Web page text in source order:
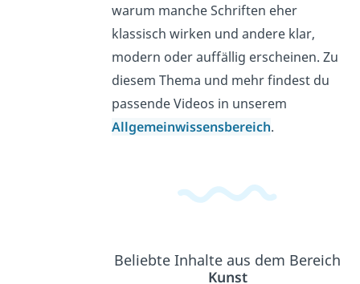
warum manche Schriften eher
klassisch wirken und andere klar,
modern oder auffällig erscheinen. Zu
diesem Thema und mehr findest du
passende Videos in unserem
Allgemeinwissensbereich.
Beliebte Inhalte aus dem Bereich
Kunst